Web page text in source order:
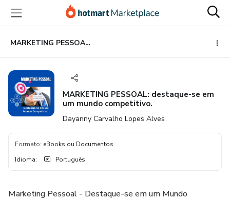
para
conteúdo
principal
para
pagamento
para
rodapé
MARKETING PESSOAL: destaque-se em um mundo competitivo.
MARKETING PESSOAL: destaque-se em
um mundo competitivo.
Dayanny Carvalho Lopes Alves
Formato: eBooks ou Documentos
Idioma: Português
Marketing Pessoal - Destaque-se em um Mundo